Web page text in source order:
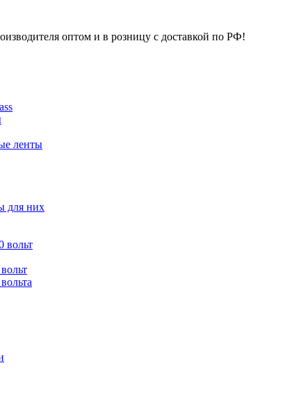
оптом и в розницу с доставкой по РФ!
ленты
для них
вольт